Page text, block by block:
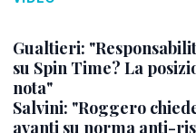
Gualtieri:
su Spin Time? La
nota"
Salvini: "Roggero
avanti su norma anti-